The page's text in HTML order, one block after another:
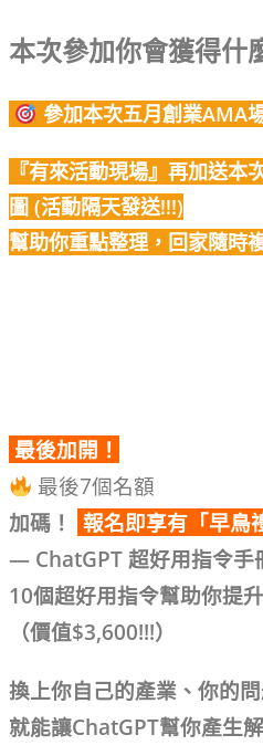
本次參加你會獲得什
參加本次五月創業AMA
『有來活動現場』再加送
圖 (活動隔天發送!!!)
幫助你重點整理，回家隨時
最後加開！
最後7個名額
加碼！
報名即享有「早鳥
— ChatGPT 超好用指令手
10個超好用指令幫助你提
（價值$3,600!!!）
換上你自己的產業、你的
就能讓ChatGPT幫你產生解